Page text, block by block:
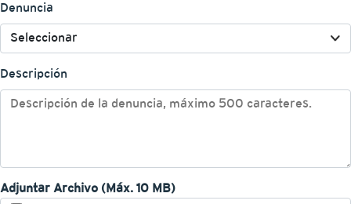
Denuncia
Descripción
Adjuntar Archivo (Máx. 10 MB)